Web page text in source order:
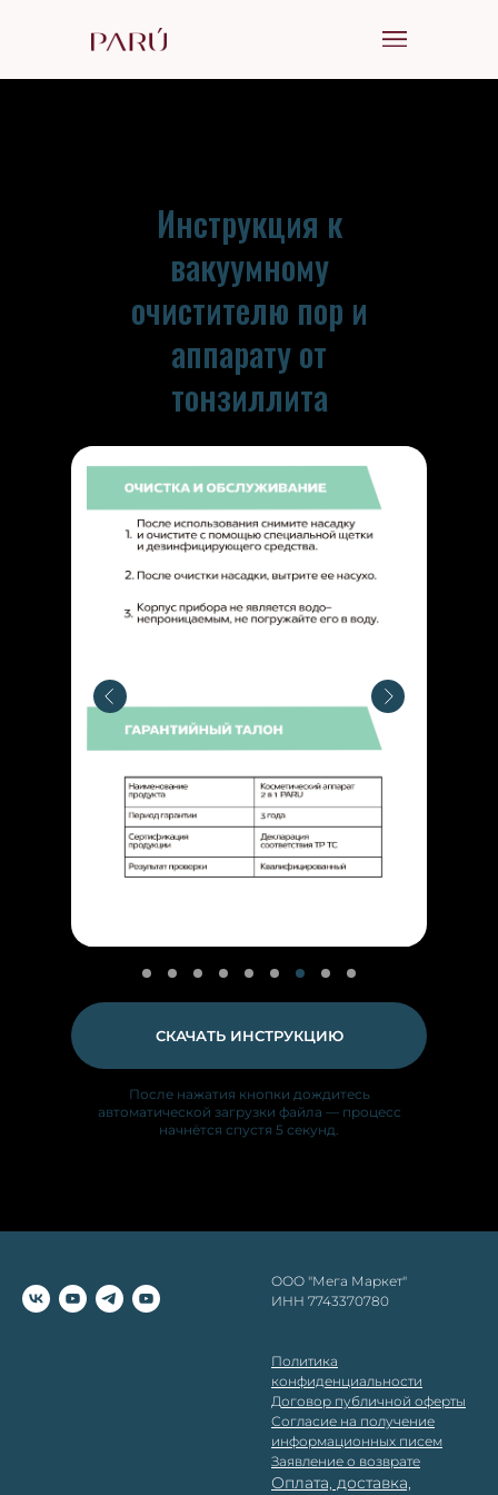
После нажатия кнопки дождитесь
автоматической загрузки файла — процесс
начнётся спустя 5 секунд.
Инструкция к
вакуумному
очистителю пор и
аппарату от
тонзиллита
СКАЧАТЬ ИНСТРУКЦИЮ
ООО "Мега Маркет"
ИНН 7743370780
Политика
конфиденциальности
Договор публичной оферты
Согласие на получение
информационных писем
Заявление о возврате
Оплата, доставка,